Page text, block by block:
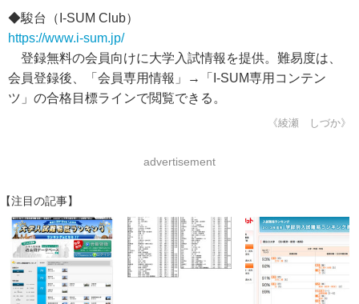
◆駿台（I-SUM Club）
https://www.i-sum.jp/
登録無料の会員向けに大学入試情報を提供。難易度は、
会員登録後、「会員専用情報」→「I-SUM専用コンテン
ツ」の合格目標ラインで閲覧できる。
《綾瀬 しづか》
advertisement
【注目の記事】